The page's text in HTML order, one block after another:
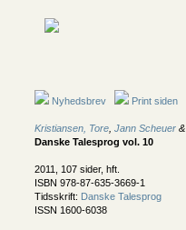
Nyhedsbrev Print siden
Kristiansen, Tore Jann Scheuer &
Danske Talesprog vol. 10
2011, 107 sider, hft.
ISBN 978-87-635-3669-1
Tidsskrift: Danske Talesprog
ISSN 1600-6038